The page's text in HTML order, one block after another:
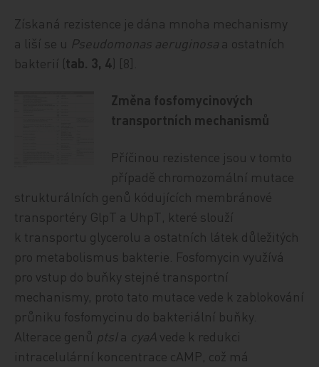
Získaná rezistence je dána mnoha mechanismy
a liší se u Pseudomonas aeruginosa a ostatních
bakterií (tab. 3, 4) [8].
Změna fosfomycinových
transportních mechanismů
Příčinou rezistence jsou v tomto
případě chromozomální mutace
strukturálních genů kódujících membránové
transportéry GlpT a UhpT, které slouží
k transportu glycerolu a ostatních látek důležitých
pro metabolismus bakterie. Fosfomycin využívá
pro vstup do buňky stejné transportní
mechanismy, proto tato mutace vede k zablokování
průniku fosfomycinu do bakteriální buňky.
Alterace genů ptsIa cyaA vede k redukci
intracelulární koncentrace cAMP, což má